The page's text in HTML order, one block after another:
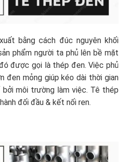
bằng cách đúc nguyên khối
phẩm người ta phủ lên bề mặt
được gọi là thép đen. Việc phủ
đen mỏng giúp kéo dài thời gian
bởi môi trường làm việc. Tê thép
đối đầu & kết nối ren.